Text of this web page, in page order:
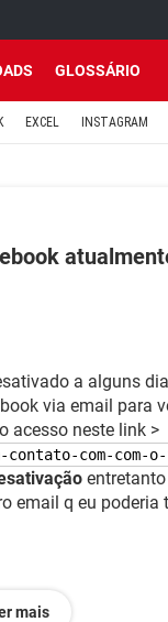
GLOSSÁRIO
EXCEL INSTAGRAM
a alguns
via email para
acesso neste link >
com-com-o-
email q eu poderia
mais